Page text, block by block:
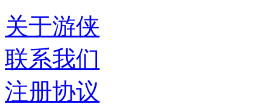
关于游侠
联系我们
注册协议